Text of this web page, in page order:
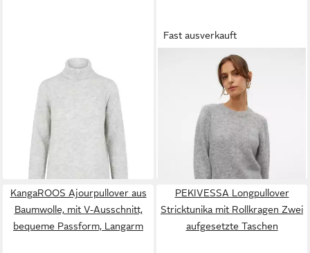
Strickpullover Ellen
(1-tlg) Plain/ohne Details
Fast ausverkauft
VERO MODAStrickpullover
VMNOVAH LS O-NECK
PULLOVER GA NOOS
Materialmix, regular fit
UVP34,99 €
KangaROOS Ajourpullover aus
Baumwolle, mit V-Ausschnitt,
bequeme Passform, Langarm
PEKIVESSA Longpullover
Stricktunika mit Rollkragen Zwei
aufgesetzte Taschen